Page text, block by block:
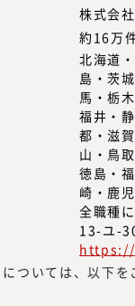
株式会
約16万
北海道
島・茨
馬・栃
福井・
都・滋
山・鳥
徳島・
崎・鹿
全職種
13-ユ-
ついては、以下を